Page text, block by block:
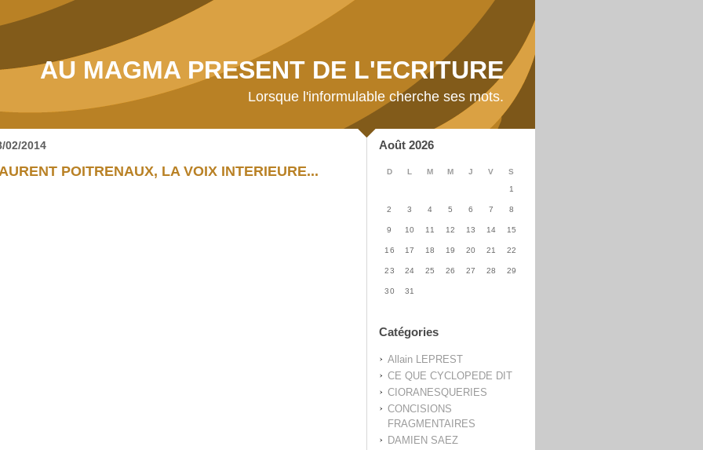
AU MAGMA PRESENT DE L'ECRITURE
Lorsque l'informulable cherche ses mots.
Août 2026
D L M M J V
S
1
2 3 4 5 6 7 8
9 10 11 12 13 14 15
16 17 18 19 20 21 22
23 24 25 26 27 28 29
30 31
Catégories
Allain LEPREST
CE QUE CYCLOPEDE DIT
CIORANESQUERIES
CONCISIONS
FRAGMENTAIRES
DAMIEN SAEZ
02/2014
POITRENAUX, LA VOIX INTERIEURE...